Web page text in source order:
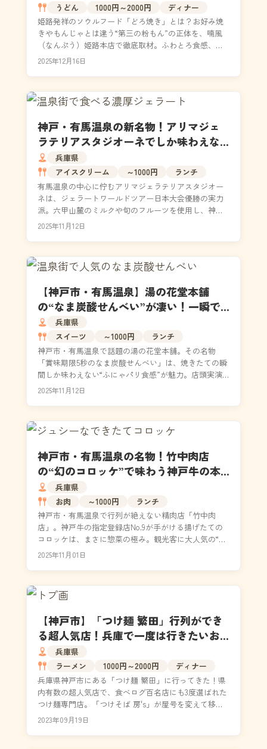
うどん
1000円～2000円
ディナー
姫路発祥のソウルフード「どろ焼き」とは？お好み焼
きやもんじゃとは違う“第三の粉もん”の正体を、喃風
（なんぷう）姫路本店で徹底取材。ふわとろ食感、ス
プーンで食べる意外なスタイル、だしで味わう儀式的
2025年12月16日
神戸・有馬温泉の新名物！アリマジェ
ラテリアスタジオーネでしか味わえな
い極上ジェラート
兵庫県
アイスクリーム
～1000円
ランチ
有馬温泉の中心に佇むアリマジェラテリアスタジオー
ネは、ジェラートワールドツアー日本大会優勝の実力
派。六甲山麓のミルクや旬のフルーツを使用し、神戸
の地素材と伝統を活かした極上の一品が味わえます。
2025年11月12日
【神戸市・有馬温泉】湯の花堂本舗
の“なま炭酸せんべい”が凄い！一瞬で
変わる味と食感とは
兵庫県
スイーツ
～1000円
ランチ
神戸市・有馬温泉で話題の湯の花堂本舗。その名物
「賞味期限5秒のなま炭酸せんべい」は、焼きたての瞬
間しか味わえない“ふにゃパリ食感”が魅力。店頭実演
や職人技も注目の、食べ歩きにぴったりな限定スイー
2025年11月12日
神戸市・有馬温泉の名物！竹中肉店
の“幻のコロッケ”で味わう神戸牛の本
気
兵庫県
お肉
～1000円
ランチ
神戸市・有馬温泉で行列が絶えない精肉店「竹中肉
店」。神戸牛の指定登録店No.9が手がける揚げたての
コロッケは、まさに惣菜の極み。観光客に大人気の“幻
のゴロッケ”を求めて早朝から人が並ぶ理由とは？老舗
2025年11月01日
【神戸市】「つけ麺 繁田」行列ができ
る超人気店！兵庫で一度は行きたいお
店｜食レポ・駐車場
兵庫県
ラーメン
1000円～2000円
ディナー
兵庫県神戸市にある「つけ麺 繁田」に行ってきた！県
内有数の超人気店で、食べログ百名店にも3度選ばれた
つけ麺専門店。「つけそば 房's」が屋号を変えて移転
開業したお店で、2014年10月から通算すると約...
2023年09月19日